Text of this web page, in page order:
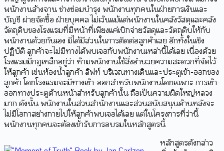
พนักงานล้างจาน ช่างซ่อมบำรุง พนักงานทุกคนในฝ่ายการเงินและ
บัญชี ผ่ายจัดซื้อ ฝ่ายบุคคล ไม่เว้นแม้แต่พนักงานในคลังวัสดุและคลัง
วัตถุดิบของโรงแรมที่มีหน้าที่เพียงแค่เบิกจ่ายวัสดุและวัตถุดิบให้กับ
พนักงานด้วยกันเอง มิได้มีส่วนในการติดต่อลูกค้าเลย อีกทั้งในเชิง
ปฏิบัติ ลูกค้าจะไม่มีทางได้พบเจอกับพนักงานเหล่านี้ได้เลย เนื่องด้วย
โรงแรมมีกฎเหล็กอยู่ว่า ห้ามพนักงานใช้สิ่งอำนวยความสะดวกที่จัดไว้
ให้ลูกค้า เช่นห้องน้ำลูกค้า ลิฟท์ บริเวณทางเดินและประตูเข้า-ออกของ
ลูกค้า โดยโรงแรมจะมีทางเข้า-ออกสำหรับพนักงานโดยเฉพาะ การเข้า-
ออกทางประตูด้านหน้าสำหรับลูกค้านั้น ถือเป็นความผิดใหญ่หลวง
มาก ดังนั้น พนักงานในส่วนสำนักงานและส่วนสนับสนุนด้านหลังจะ
ไม่มีโอกาสย่างกายไปให้ลูกค้าพบเจอได้เลย แต่ในโครงการที่ว่านี้
พนักงานทุกคนจะต้องเข้ารับการอบรมในหลักสูตรนี้
หลักสูตรดังกล่าว